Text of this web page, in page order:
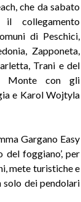
che da sabato
collegamento
di Peschici,
Zapponeta,
Trani e del
Monte con gli
e Karol Wojtyla
Gargano Easy
foggiano’, per
mete turistiche e
solo dei pendolari